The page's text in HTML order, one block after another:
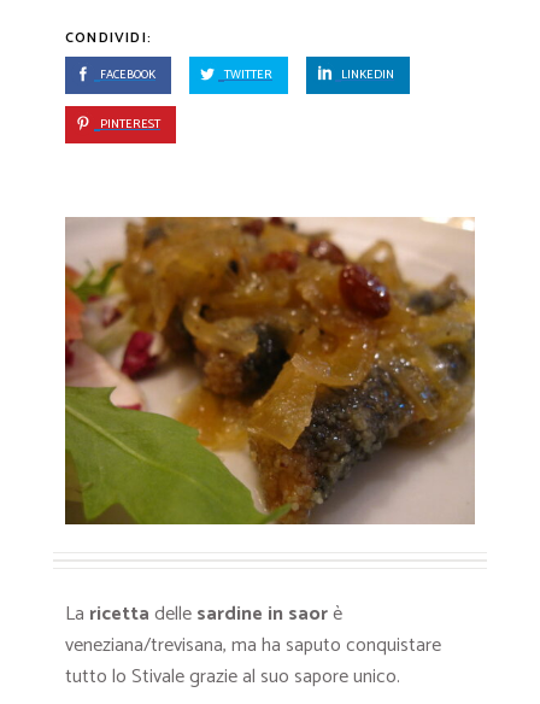
CONDIVIDI:
FACEBOOK TWITTER LINKEDIN
PINTEREST
La ricettadellesardine in saorè
veneziana/trevisana, ma ha saputo conquistare
tutto lo Stivale grazie al suo sapore unico.